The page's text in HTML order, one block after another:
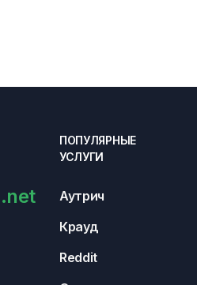
ПОПУЛЯРНЫЕ
УСЛУГИ
Аутрич
Крауд
Reddit